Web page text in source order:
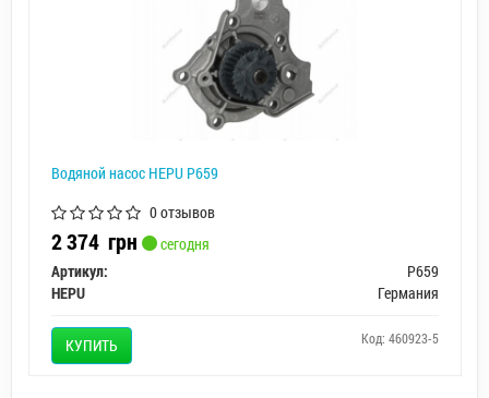
Водяной насос HEPU P659
0 отзывов
2 374 грн
сегодня
Артикул:
P659
HEPU
Германия
КУПИТЬ Код: 460923-5